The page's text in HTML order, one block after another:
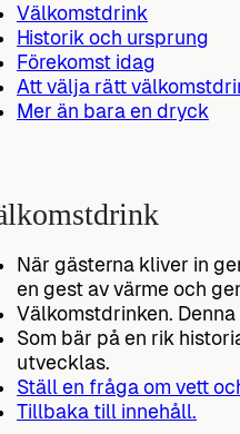
Välkomstdrink
Historik och ursprung
Förekomst idag
Att välja rätt
Mer än bara en dryck
När gästerna kliver in
en gest av värme och
Välkomstdrinken.
Som bär på en rik
utvecklas.
Ställ en fråga om vett
Tillbaka till innehåll.